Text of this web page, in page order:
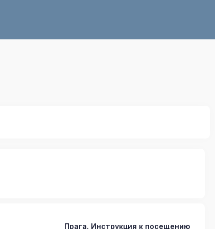
Прага. Инструкция к посещению